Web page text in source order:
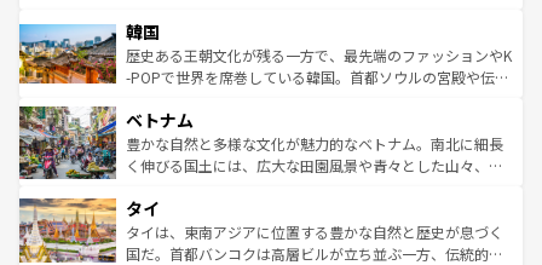
ワイを、存分に味わってほしい。 なお、新着のハワイ情報
はコンテンツ一覧を参照してほしい。
いる。アクティビティも充実しており、サーフィンやダイ
ビング、ハイキングなど、アウトドア好きにはたまらな
い。オーストラリアの多彩な魅力を存分に味わいつくそ
参照してほしい。
ン）、静ひつな山岳地帯である台湾東部など、都市の喧騒
と山間の静けさが共存しており、訪れる人に新しい発見と
驚きをもたらしてくれる。また、奥深い台湾の食文化も魅
容にもいいと評判のスイーツなど、バラエティ豊かな料理
が味わえる。 なお、新着の台湾情報は コンテンツ一覧を参
照してほしい。
韓国
歴史ある王朝文化が残る一方で、最先端のファッションやK
-POPで世界を席巻している韓国。首都ソウルの宮殿や伝統
き、地方に足を延ばせば四季折々の自然美を楽しむことが
できる。そして、キムチや焼肉、絶品のストリートフード
まで、さまざまな韓国料理が待っている。夜には、韓国な
リティに包まれながら、韓国の多彩な魅力を心ゆくまで味
わってみてほしい。 なお、新着の韓国情報はコンテンツ一
覧を参照してほしい。
ベトナム
豊かな自然と多様な文化が魅力的なベトナム。南北に細長
く伸びる国土には、広大な田園風景や青々とした山々、世
急速な発展と共に伝統が息づく。ハノイの古い町並みやホ
ーチミン市のフランス統治時代の建物も、独特の雰囲気を
醸し出している。また、バラエティの豊かさとおいしさで
タイ
タイは、東南アジアに位置する豊かな自然と歴史が息づく
国だ。首都バンコクは高層ビルが立ち並ぶ一方、伝統的な